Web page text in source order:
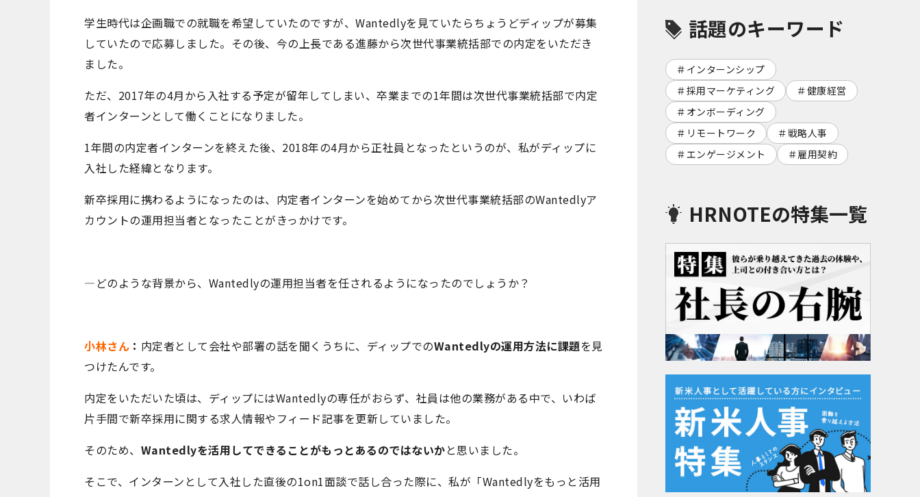
学生時代は企画職での就職を希望していたのですが、Wantedlyを見ていたらちょうどディップが募集
していたので応募しました。その後、今の上長である進藤から次世代事業統括部での内定をいただき
ました。
ただ、2017年の4月から入社する予定が留年してしまい、卒業までの1年間は次世代事業統括部で内定
者インターンとして働くことになりました。
1年間の内定者インターンを終えた後、2018年の4月から正社員となったというのが、私がディップに
入社した経緯となります。
新卒採用に携わるようになったのは、内定者インターンを始めてから次世代事業統括部のWantedlyア
カウントの運用担当者となったことがきっかけです。
―どのような背景から、Wantedlyの運用担当者を任されるようになったのでしょうか？
小林さん ： 内定者として会社や部署の話を聞くうちに、ディップでのWantedlyの運用方法に課題を見
つけたんです。
内定をいただいた頃は、ディップにはWantedlyの専任がおらず、社員は他の業務がある中で、いわば
片手間で新卒採用に関する求人情報やフィード記事を更新していました。
そのため、 Wantedlyを活用してできることがもっとあるのではないかと思いました。
そこで、インターンとして入社した直後の1on1面談で話し合った際に、私が「Wantedlyをもっと活用
話題のキーワード
インターンシップ
採用マーケティング
健康経営
オンボーディング
リモートワーク
戦略人事
エンゲージメント
雇用契約
HRNOTEの特集一覧